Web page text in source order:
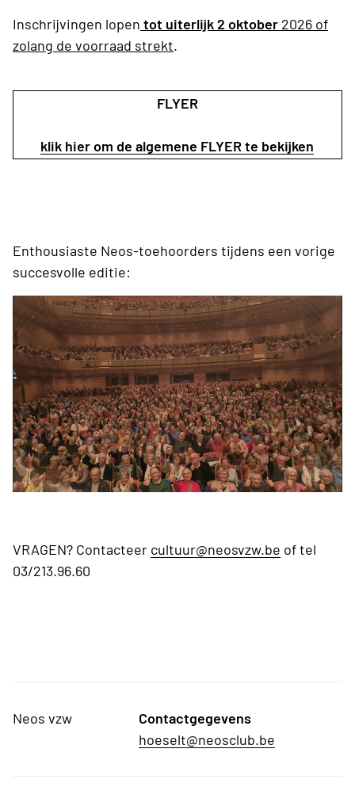
Inschrijvingen lopen tot uiterlijk 2 oktober 2026 of
zolang de voorraad strekt.
FLYER
klik hier om de algemene FLYER te bekijken
Enthousiaste Neos-toehoorders tijdens een vorige
succesvolle editie:
VRAGEN? Contacteer cultuur@neosvzw.be of tel
03/213.96.60
Neos vzw
Contactgegevens
hoeselt@neosclub.be